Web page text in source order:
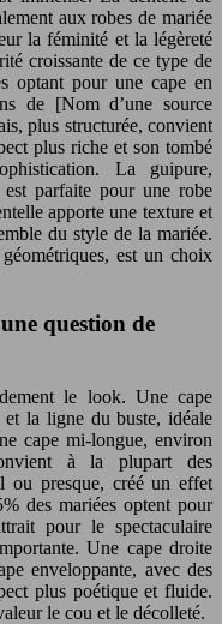
aux robes de mariée
la féminité et la légèreté
croissante de ce type de
optant pour une cape en
de [Nom d’une source
plus structurée, convient
plus riche et son tombé
La guipure,
est parfaite pour une robe
apporte une texture et
du style de la mariée.
est un choix
question de
le look. Une cape
la ligne du buste, idéale
cape mi-longue, environ
à la plupart des
ou presque, créé un effet
des mariées optent pour
pour le spectaculaire
Une cape droite
enveloppante, avec des
plus poétique et fluide.
le cou et le décolleté.